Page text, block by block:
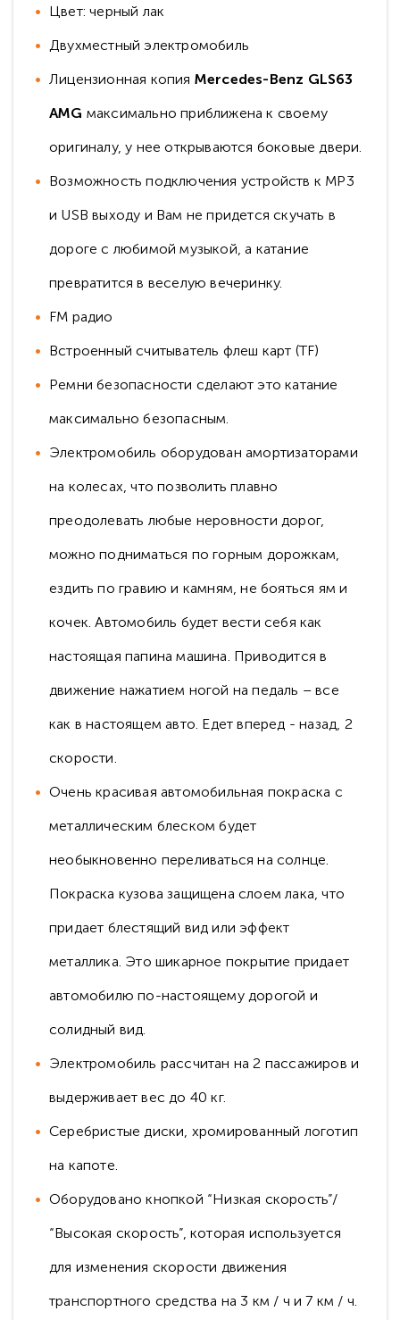
Цвет: черный лак
Двухместный электромобиль
Лицензионная копия Mercedes-Benz GLS63
AMG максимально приближена к своему
оригиналу, у нее открываются боковые двери.
Возможность подключения устройств к MP3
и USB выходу и Вам не придется скучать в
дороге с любимой музыкой, а катание
превратится в веселую вечеринку.
FM радио
Встроенный считыватель флеш карт (TF)
Ремни безопасности сделают это катание
максимально безопасным.
Электромобиль оборудован амортизаторами
на колесах, что позволить плавно
преодолевать любые неровности дорог,
можно подниматься по горным дорожкам,
ездить по гравию и камням, не бояться ям и
кочек. Автомобиль будет вести себя как
настоящая папина машина. Приводится в
движение нажатием ногой на педаль – все
как в настоящем авто. Едет вперед - назад, 2
скорости.
Очень красивая автомобильная покраска с
металлическим блеском будет
необыкновенно переливаться на солнце.
Покраска кузова защищена слоем лака, что
придает блестящий вид или эффект
металлика. Это шикарное покрытие придает
автомобилю по-настоящему дорогой и
солидный вид.
Электромобиль рассчитан на 2 пассажиров и
выдерживает вес до 40 кг.
Серебристые диски, хромированный логотип
на капоте.
Оборудовано кнопкой “Низкая скорость”/
“Высокая скорость”, которая используется
для изменения скорости движения
транспортного средства на 3 км / ч и 7 км / ч.